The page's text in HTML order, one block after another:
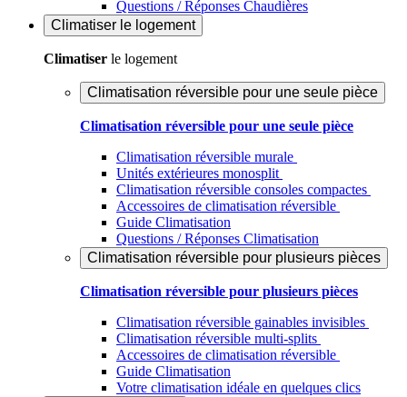
Questions / Réponses Chaudières
Climatiser le logement
Climatiser le logement
Climatisation réversible pour une seule pièce
Climatisation réversible pour une seule pièce
Climatisation réversible murale
Unités extérieures monosplit
Climatisation réversible consoles compactes
Accessoires de climatisation réversible
Guide Climatisation
Questions / Réponses Climatisation
Climatisation réversible pour plusieurs pièces
Climatisation réversible pour plusieurs pièces
Climatisation réversible gainables invisibles
Climatisation réversible multi-splits
Accessoires de climatisation réversible
Guide Climatisation
Votre climatisation idéale en quelques clics